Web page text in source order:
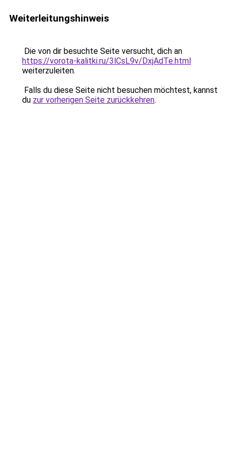
Weiterleitungshinweis
Die von dir besuchte Seite versucht, dich an
https://vorota-kalitki.ru/3lCsL9v/DxjAdTe.html
weiterzuleiten.
Falls du diese Seite nicht besuchen möchtest, kannst
du zur vorherigen Seite zurückkehren.